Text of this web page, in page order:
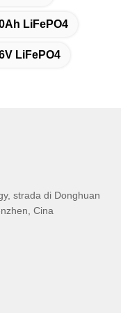
LiFePO4
LiFePO4
strada di Donghuan
Cina